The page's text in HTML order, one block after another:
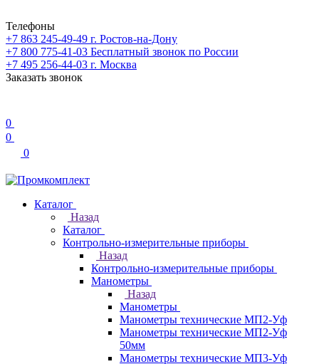
Телефоны
+7 863 245-49-49 г. Ростов-на-Дону
+7 800 775-41-03 Бесплатный звонок по России
+7 495 256-44-03 г. Москва
Заказать звонок
0
0
0
Каталог
Назад
Каталог
Контрольно-измерительные приборы
Назад
Контрольно-измерительные приборы
Манометры
Назад
Манометры
Манометры технические МП2-Уф
Манометры технические МП2-Уф
50мм
Манометры технические МП3-Уф